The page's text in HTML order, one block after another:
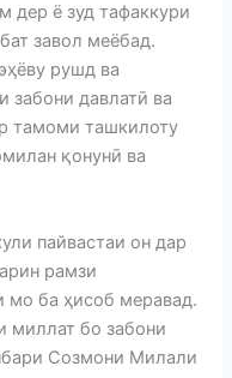
дер ё зуд тафаккури
завол меёбад.
рушд ва
забони давлатӣ ва
тамоми ташкилоту
қонунӣ ва
пайвастаи он дар
рамзи
мо ба ҳисоб меравад.
миллат бо забони
Созмони Милали